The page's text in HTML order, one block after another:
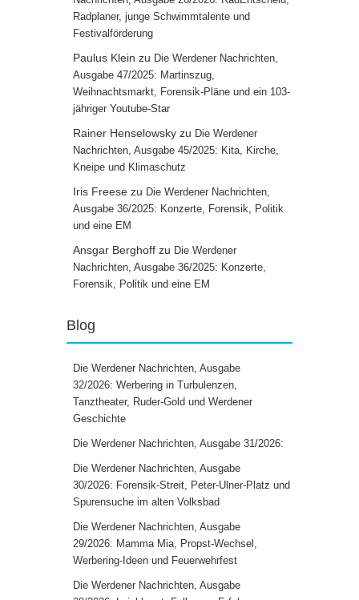
Radplaner, junge Schwimmtalente und
Festivalförderung
Paulus Klein zu Die Werdener Nachrichten,
Ausgabe 47/2025: Martinszug,
Weihnachtsmarkt, Forensik-Pläne und ein 103-
jähriger Youtube-Star
Rainer Henselowsky zu Die Werdener
Nachrichten, Ausgabe 45/2025: Kita, Kirche,
Kneipe und Klimaschutz
Iris Freese zu Die Werdener Nachrichten,
Ausgabe 36/2025: Konzerte, Forensik, Politik
und eine EM
Ansgar Berghoff zu Die Werdener
Nachrichten, Ausgabe 36/2025: Konzerte,
Forensik, Politik und eine EM
Blog
Die Werdener Nachrichten, Ausgabe
32/2026: Werbering in Turbulenzen,
Tanztheater, Ruder-Gold und Werdener
Geschichte
Die Werdener Nachrichten, Ausgabe 31/2026:
Die Werdener Nachrichten, Ausgabe
30/2026: Forensik-Streit, Peter-Ulner-Platz und
Spurensuche im alten Volksbad
Die Werdener Nachrichten, Ausgabe
29/2026: Mamma Mia, Propst-Wechsel,
Werbering-Ideen und Feuerwehrfest
Die Werdener Nachrichten, Ausgabe